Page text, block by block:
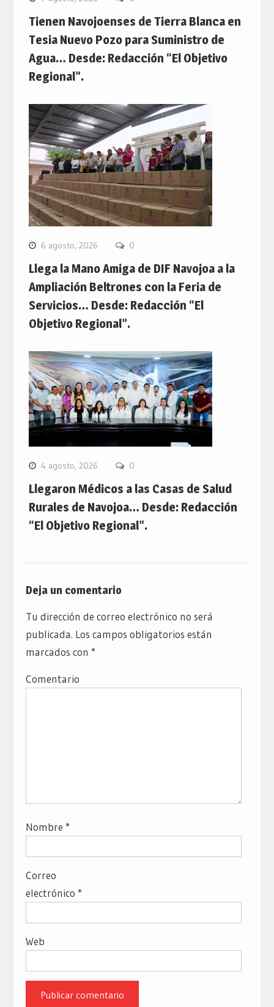
Tienen Navojoenses de Tierra Blanca en
Tesia Nuevo Pozo para Suministro de
Agua… Desde: Redacción “El Objetivo
Regional”.
6 agosto, 2026 0
Llega la Mano Amiga de DIF Navojoa a la
Ampliación Beltrones con la Feria de
Servicios… Desde: Redacción “El
Objetivo Regional”.
4 agosto, 2026 0
Llegaron Médicos a las Casas de Salud
Rurales de Navojoa… Desde: Redacción
“El Objetivo Regional”.
Deja un comentario
Tu dirección de correo electrónico no será
publicada. Los campos obligatorios están
marcados con *
Comentario
Nombre *
Correo
electrónico *
Web